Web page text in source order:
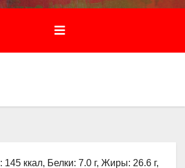
145 ккал, Белки: 7.0 г, Жиры: 26.6 г,